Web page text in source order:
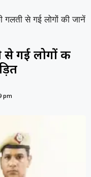
गलती से गई लोगों की जानें
गई लोगों की
pm